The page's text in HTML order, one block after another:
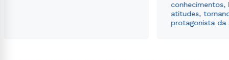
conhecimentos,
atitudes,
protagonista da